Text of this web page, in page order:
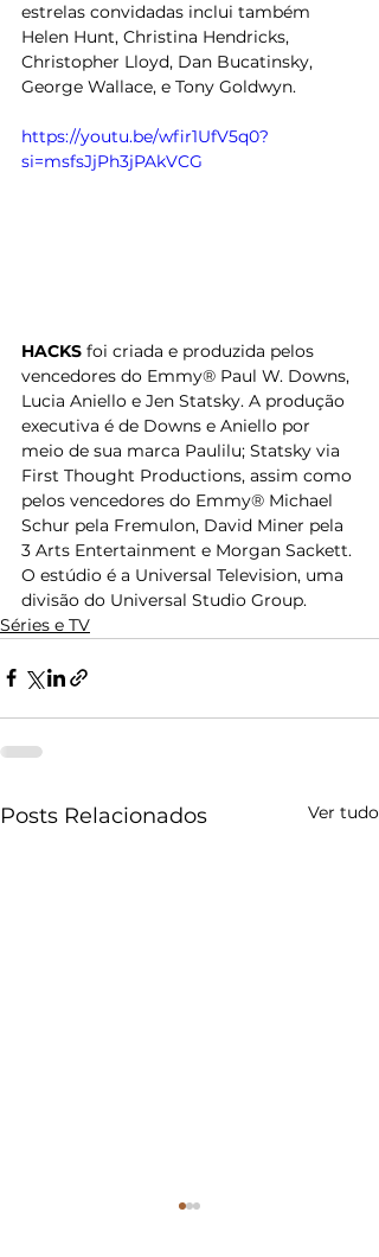
estrelas convidadas inclui também
Helen Hunt, Christina Hendricks,
Christopher Lloyd, Dan Bucatinsky,
George Wallace, e Tony Goldwyn.
https://youtu.be/wfir1UfV5q0?
si=msfsJjPh3jPAkVCG
HACKS foi criada e produzida pelos
vencedores do Emmy® Paul W. Downs,
Lucia Aniello e Jen Statsky. A produção
executiva é de Downs e Aniello por
meio de sua marca Paulilu; Statsky via
First Thought Productions, assim como
pelos vencedores do Emmy® Michael
Schur pela Fremulon, David Miner pela
3 Arts Entertainment e Morgan Sackett.
O estúdio é a Universal Television, uma
divisão do Universal Studio Group.
Séries e TV
Posts Relacionados Ver tudo